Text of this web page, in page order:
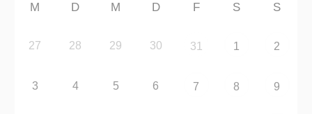
M D M D F S S
27 28 29 30 31 1 2
3 4 5 6 7 8 9